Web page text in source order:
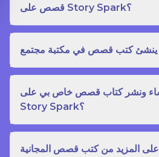
قصص على Story Spark؟
ونشر كتاب قصص خاص بي على
Story Spark؟
على المزيد من كتب قصص المجانية